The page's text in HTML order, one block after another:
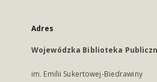
Adres
Wojewódzka Biblioteka
im. Emilii Sukertowej-Biedrawiny